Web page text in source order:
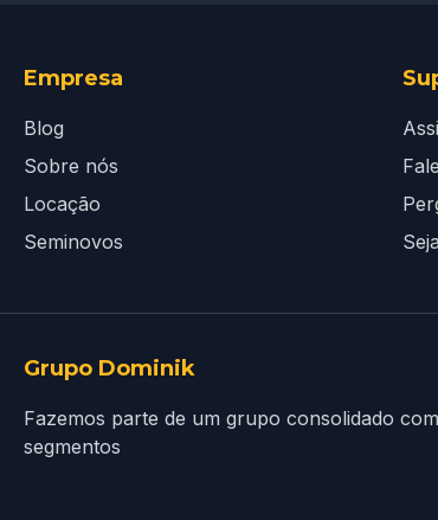
Empresa
Blog
Sobre nós
Locação
Seminovos
Grupo Dominik
Fazemos parte de um grupo consolidado
segmentos